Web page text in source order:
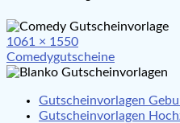
Full
size
1061 × 1550
Beitragsnavigation
Comedygutscheine
Gutscheinvorlagen
Gutscheinvorlagen